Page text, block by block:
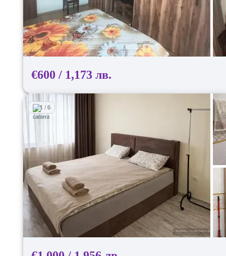
€600 / 1,173 лв.
1 / 6